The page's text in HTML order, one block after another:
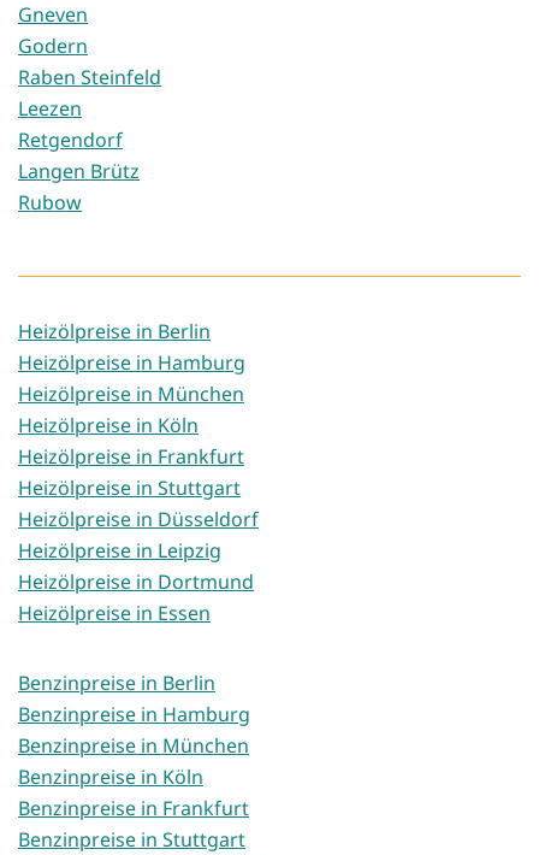
Gneven
Godern
Raben Steinfeld
Leezen
Retgendorf
Langen Brütz
Rubow
Heizölpreise in Berlin
Heizölpreise in Hamburg
Heizölpreise in München
Heizölpreise in Köln
Heizölpreise in Frankfurt
Heizölpreise in Stuttgart
Heizölpreise in Düsseldorf
Heizölpreise in Leipzig
Heizölpreise in Dortmund
Heizölpreise in Essen
Benzinpreise in Berlin
Benzinpreise in Hamburg
Benzinpreise in München
Benzinpreise in Köln
Benzinpreise in Frankfurt
Benzinpreise in Stuttgart